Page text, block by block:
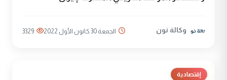
وكالة نون الجمعة 30 كانون الأول 2022 3329
إقتصادية